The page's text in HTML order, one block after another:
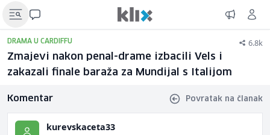
DRAMA U CARDIFFU 6.8k
Zmajevi nakon penal-drame izbacili Vels i
zakazali finale baraža za Mundijal s Italijom
Komentar Povratak na članak
kurevskaceta33